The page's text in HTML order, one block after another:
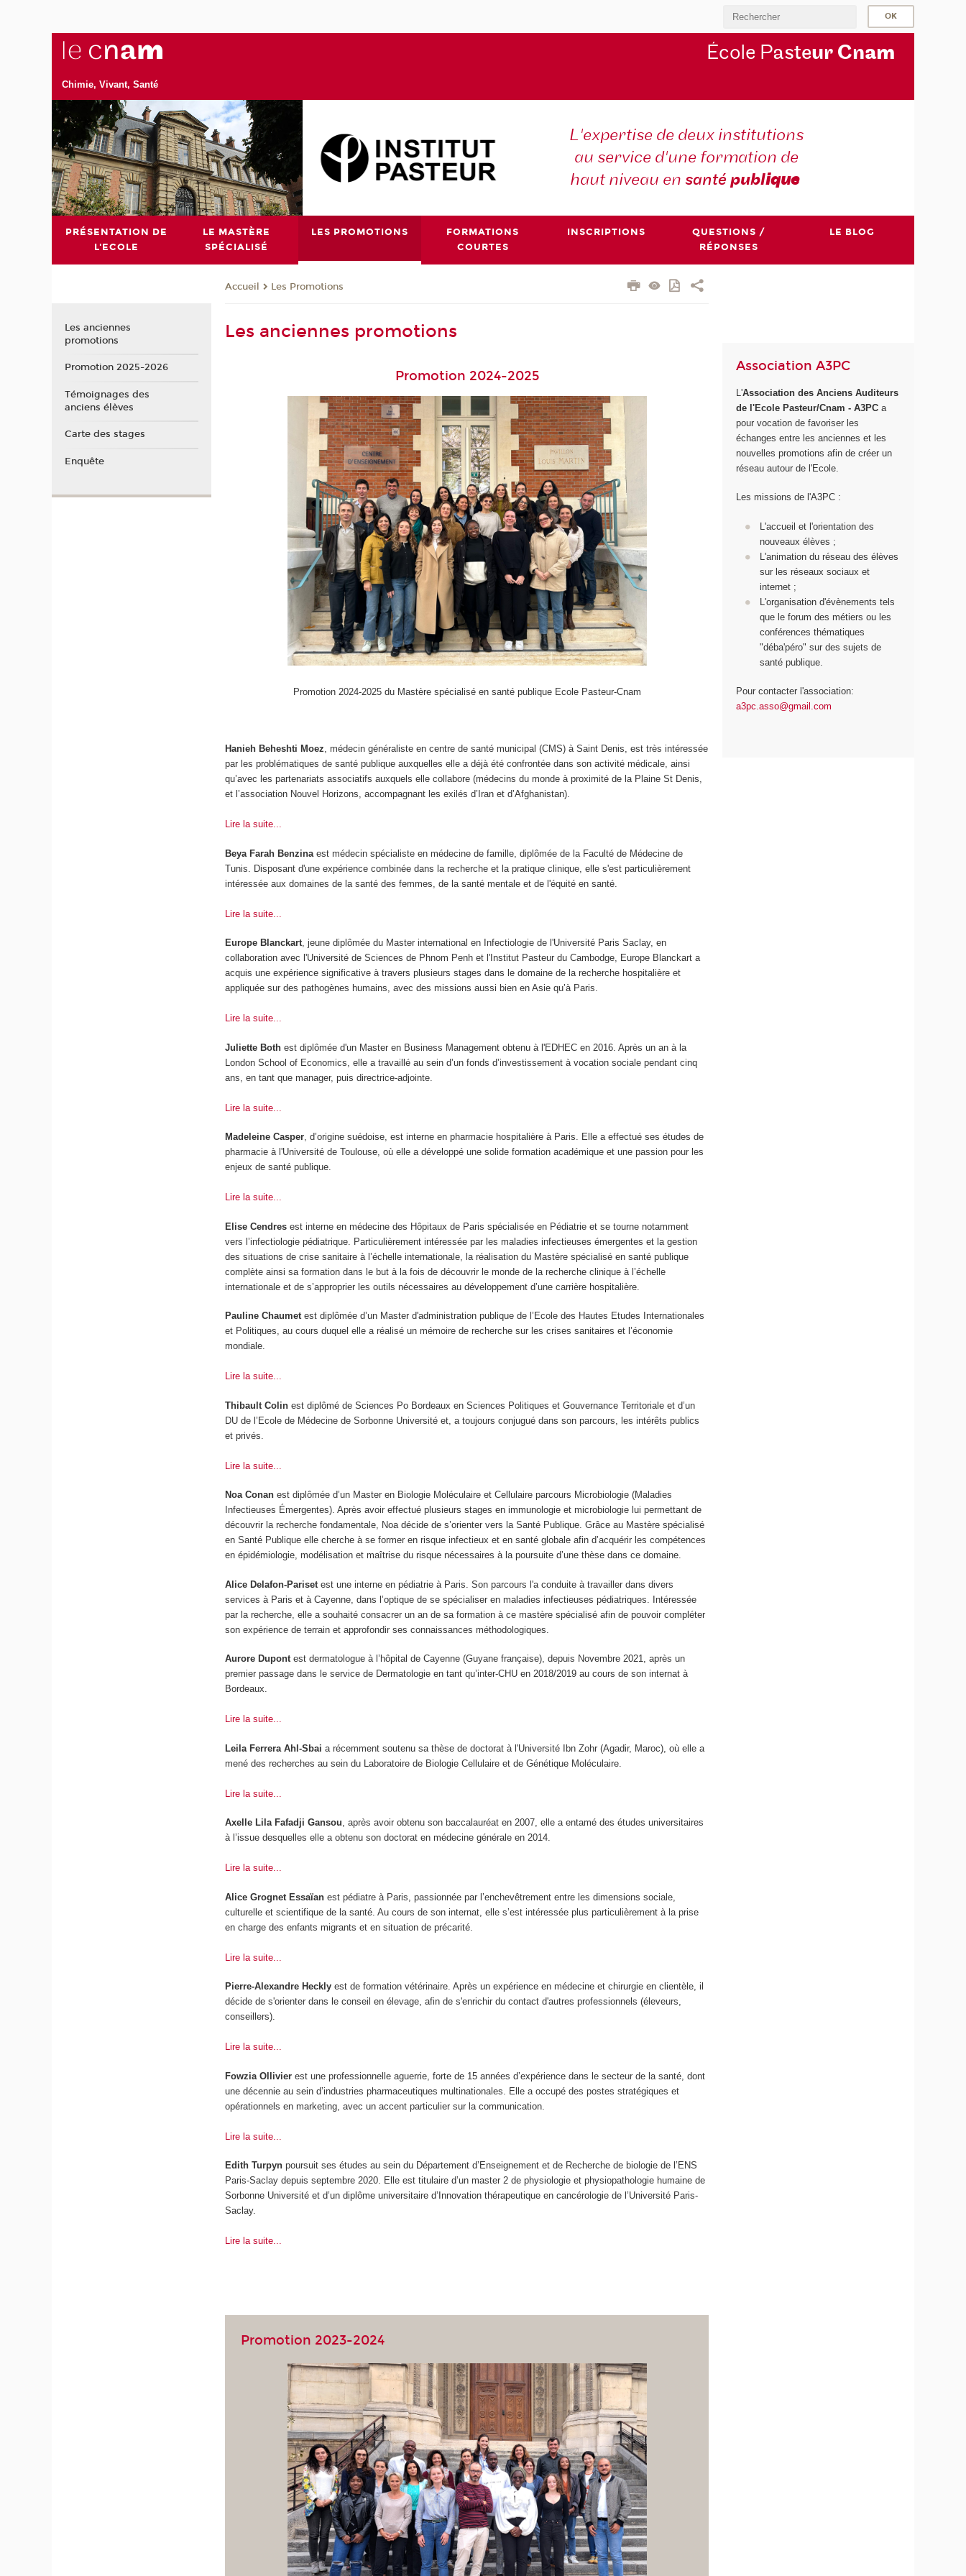
Chimie, Vivant, Santé
École Pasteur Cnam
L'expertise de deux institutions
au service d'une formation de
haut niveau en santé publique
PRÉSENTATION DE
L'ECOLE
LE MASTÈRE
SPÉCIALISÉ
LES PROMOTIONS
FORMATIONS
COURTES
INSCRIPTIONS
QUESTIONS /
RÉPONSES
LE BLOG
Accueil Les Promotions
Les anciennes promotions
Promotion 2024-2025
Promotion 2024-2025 du Mastère spécialisé en santé publique Ecole Pasteur-Cnam
Hanieh Beheshti Moez, médecin généraliste en centre de santé municipal (CMS) à Saint Denis, est très intéressée
par les problématiques de santé publique auxquelles elle a déjà été confrontée dans son activité médicale, ainsi
qu’avec les partenariats associatifs auxquels elle collabore (médecins du monde à proximité de la Plaine St Denis,
et l’association Nouvel Horizons, accompagnant les exilés d’Iran et d’Afghanistan).
Lire la suite...
Beya Farah Benzina est médecin spécialiste en médecine de famille, diplômée de la Faculté de Médecine de
Tunis. Disposant d'une expérience combinée dans la recherche et la pratique clinique, elle s'est particulièrement
intéressée aux domaines de la santé des femmes, de la santé mentale et de l'équité en santé.
Lire la suite...
Europe Blanckart, jeune diplômée du Master international en Infectiologie de l'Université Paris Saclay, en
collaboration avec l'Université de Sciences de Phnom Penh et l'Institut Pasteur du Cambodge, Europe Blanckart a
acquis une expérience significative à travers plusieurs stages dans le domaine de la recherche hospitalière et
appliquée sur des pathogènes humains, avec des missions aussi bien en Asie qu’à Paris.
Lire la suite...
Juliette Both est diplômée d'un Master en Business Management obtenu à l'EDHEC en 2016. Après un an à la
London School of Economics, elle a travaillé au sein d’un fonds d’investissement à vocation sociale pendant cinq
ans, en tant que manager, puis directrice-adjointe.
Lire la suite...
Madeleine Casper, d’origine suédoise, est interne en pharmacie hospitalière à Paris. Elle a effectué ses études de
pharmacie à l'Université de Toulouse, où elle a développé une solide formation académique et une passion pour les
enjeux de santé publique.
Lire la suite...
Elise Cendres est interne en médecine des Hôpitaux de Paris spécialisée en Pédiatrie et se tourne notamment
vers l’infectiologie pédiatrique. Particulièrement intéressée par les maladies infectieuses émergentes et la gestion
des situations de crise sanitaire à l’échelle internationale, la réalisation du Mastère spécialisé en santé publique
complète ainsi sa formation dans le but à la fois de découvrir le monde de la recherche clinique à l’échelle
internationale et de s’approprier les outils nécessaires au développement d’une carrière hospitalière.
Pauline Chaumetest diplômée d’un Master d'administration publique de l’Ecole des Hautes Etudes Internationales
et Politiques, au cours duquel elle a réalisé un mémoire de recherche sur les crises sanitaires et l’économie
mondiale.
Lire la suite...
Thibault Colinest diplômé de Sciences Po Bordeaux en Sciences Politiques et Gouvernance Territoriale et d’un
DU de l’Ecole de Médecine de Sorbonne Université et, a toujours conjugué dans son parcours, les intérêts publics
et privés.
Lire la suite...
Noa Conan est diplômée d’un Master en Biologie Moléculaire et Cellulaire parcours Microbiologie (Maladies
Infectieuses Émergentes). Après avoir effectué plusieurs stages en immunologie et microbiologie lui permettant de
découvrir la recherche fondamentale, Noa décide de s’orienter vers la Santé Publique. Grâce au Mastère spécialisé
en Santé Publique elle cherche à se former en risque infectieux et en santé globale afin d’acquérir les compétences
en épidémiologie, modélisation et maîtrise du risque nécessaires à la poursuite d’une thèse dans ce domaine.
Alice Delafon-Parisetest une interne en pédiatrie à Paris. Son parcours l'a conduite à travailler dans divers
services à Paris et à Cayenne, dans l’optique de se spécialiser en maladies infectieuses pédiatriques. Intéressée
par la recherche, elle a souhaité consacrer un an de sa formation à ce mastère spécialisé afin de pouvoir compléter
son expérience de terrain et approfondir ses connaissances méthodologiques.
Aurore Dupontest dermatologue à l’hôpital de Cayenne (Guyane française), depuis Novembre 2021, après un
premier passage dans le service de Dermatologie en tant qu’inter-CHU en 2018/2019 au cours de son internat à
Bordeaux.
Lire la suite...
Leila Ferrera Ahl-Sbaia récemment soutenu sa thèse de doctorat à l'Université Ibn Zohr (Agadir, Maroc), où elle a
mené des recherches au sein du Laboratoire de Biologie Cellulaire et de Génétique Moléculaire.
Lire la suite...
Axelle Lila Fafadji Gansou, après avoir obtenu son baccalauréat en 2007, elle a entamé des études universitaires
à l’issue desquelles elle a obtenu son doctorat en médecine générale en 2014.
Lire la suite...
Alice Grognet Essaïan est pédiatre à Paris, passionnée par l’enchevêtrement entre les dimensions sociale,
culturelle et scientifique de la santé. Au cours de son internat, elle s’est intéressée plus particulièrement à la prise
en charge des enfants migrants et en situation de précarité.
Lire la suite...
Pierre-Alexandre Heckly est de formation vétérinaire. Après un expérience en médecine et chirurgie en clientèle, il
décide de s'orienter dans le conseil en élevage, afin de s'enrichir du contact d'autres professionnels (éleveurs,
conseillers).
Lire la suite...
Fowzia Ollivier est une professionnelle aguerrie, forte de 15 années d’expérience dans le secteur de la santé, dont
une décennie au sein d’industries pharmaceutiques multinationales. Elle a occupé des postes stratégiques et
opérationnels en marketing, avec un accent particulier sur la communication.
Lire la suite...
Edith Turpyn poursuit ses études au sein du Département d’Enseignement et de Recherche de biologie de l’ENS
Paris-Saclay depuis septembre 2020. Elle est titulaire d’un master 2 de physiologie et physiopathologie humaine de
Sorbonne Université et d’un diplôme universitaire d’Innovation thérapeutique en cancérologie de l’Université Paris-
Saclay.
Lire la suite...
Promotion 2023-2024
Association A3PC
L'Association des Anciens Auditeurs
de l'Ecole Pasteur/Cnam - A3PC a
pour vocation de favoriser les
échanges entre les anciennes et les
nouvelles promotions afin de créer un
réseau autour de l'Ecole.
Les missions de l'A3PC :
L'accueil et l'orientation des
nouveaux élèves ;
L'animation du réseau des élèves
sur les réseaux sociaux et
internet ;
L'organisation d'évènements tels
que le forum des métiers ou les
conférences thématiques
"déba'péro" sur des sujets de
santé publique.
Pour contacter l'association:
a3pc.asso@gmail.com
Les anciennes
promotions
Promotion 2025-2026
Témoignages des
anciens élèves
Carte des stages
Enquête